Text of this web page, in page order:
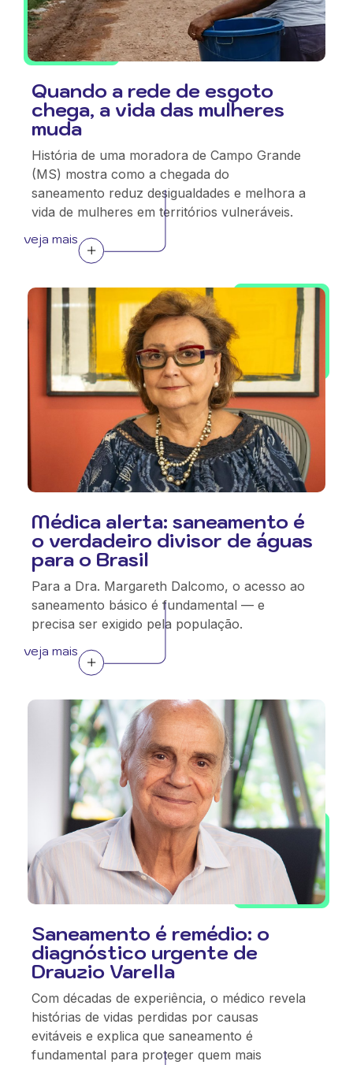
Quando a rede de esgoto
chega, a vida das mulheres
muda
História de uma moradora de Campo Grande
(MS) mostra como a chegada do
saneamento reduz desigualdades e melhora a
vida de mulheres em territórios vulneráveis.
veja mais
Médica alerta: saneamento é
o verdadeiro divisor de águas
para o Brasil
Para a Dra. Margareth Dalcomo, o acesso ao
saneamento básico é fundamental — e
precisa ser exigido pela população.
veja mais
Saneamento é remédio: o
diagnóstico urgente de
Drauzio Varella
Com décadas de experiência, o médico revela
histórias de vidas perdidas por causas
evitáveis e explica que saneamento é
fundamental para proteger quem mais